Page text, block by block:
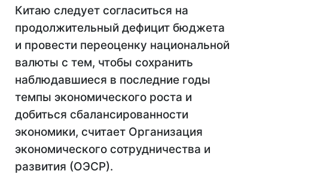
Китаю следует согласиться на
продолжительный дефицит бюджета
и провести переоценку национальной
валюты с тем, чтобы сохранить
наблюдавшиеся в последние годы
темпы экономического роста и
добиться сбалансированности
экономики, считает Организация
экономического сотрудничества и
развития (ОЭСР).